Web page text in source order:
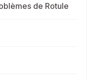
de Rotule